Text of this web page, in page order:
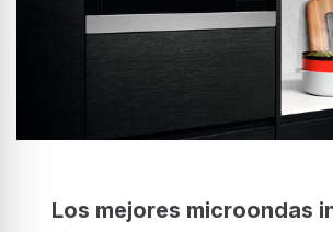
Los mejores microondas